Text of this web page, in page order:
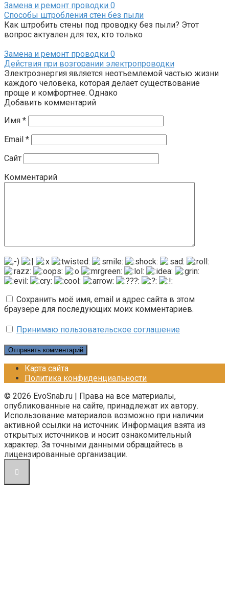
Замена и ремонт проводки 0
Способы штробления стен без пыли
Как штробить стены под проводку без пыли? Этот
вопрос актуален для тех, кто только
Замена и ремонт проводки 0
Действия при возгорании электропроводки
Электроэнергия является неотъемлемой частью жизни
каждого человека, которая делает существование
проще и комфортнее. Однако
Добавить комментарий
Имя *
Email *
Сайт
Комментарий
Сохранить моё имя, email и адрес сайта в этом
браузере для последующих моих комментариев.
Принимаю пользовательское соглашение
Карта сайта
Политика конфиденциальности
© 2026 EvoSnab.ru | Права на все материалы,
опубликованные на сайте, принадлежат их автору.
Использование материалов возможно при наличии
активной ссылки на источник. Информация взята из
открытых источников и носит ознакомительный
характер. За точными данными обращайтесь в
лицензированные организации.